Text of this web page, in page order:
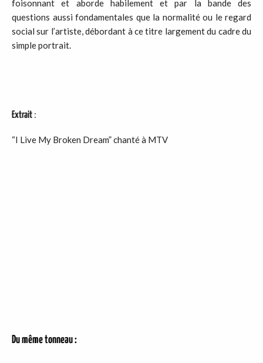
foisonnant et aborde habilement et par la bande des
questions aussi fondamentales que la normalité ou le regard
social sur l’artiste, débordant à ce titre largement du cadre du
simple portrait.
Extrait :
“I Live My Broken Dream” chanté à MTV
Du même tonneau :